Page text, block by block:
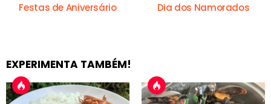
Festas de Aniversário Dia dos Namorados
EXPERIMENTA TAMBÉM!